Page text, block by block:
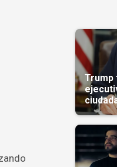
Trump